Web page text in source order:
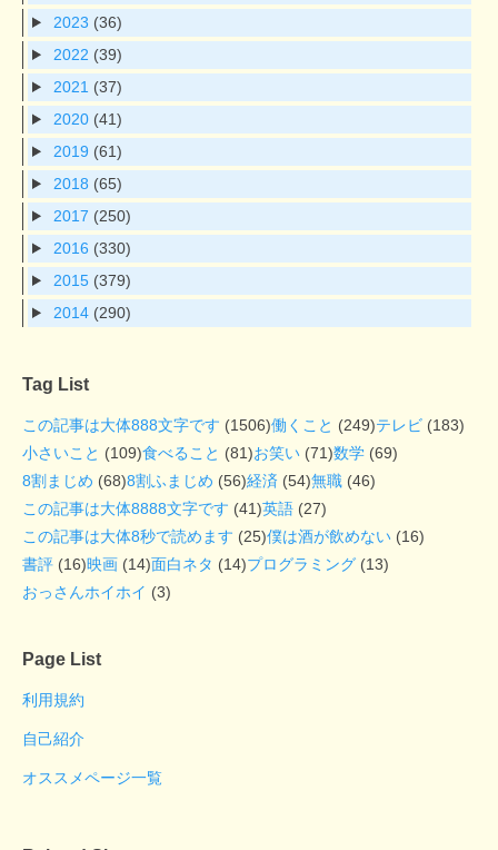
2023 (36)
2022 (39)
2021 (37)
2020 (41)
2019 (61)
2018 (65)
2017 (250)
2016 (330)
2015 (379)
2014 (290)
Tag List
この記事は大体888文字です (1506)働くこと (249)テレビ (183)
小さいこと (109)食べること (81)お笑い (71)数学 (69)
8割まじめ (68)8割ふまじめ (56)経済 (54)無職 (46)
この記事は大体8888文字です (41)英語 (27)
この記事は大体8秒で読めます (25)僕は酒が飲めない (16)
書評 (16)映画 (14)面白ネタ (14)プログラミング (13)
おっさんホイホイ (3)
Page List
利用規約
自己紹介
オススメページ一覧